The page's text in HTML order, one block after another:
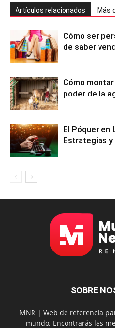
Artículos relacionados Más
Cómo ser
de saber
Cómo
poder de la
El Póquer en
Estrategias
SOBRE
MNR | Web de referencia
mundo. Encontrarás las